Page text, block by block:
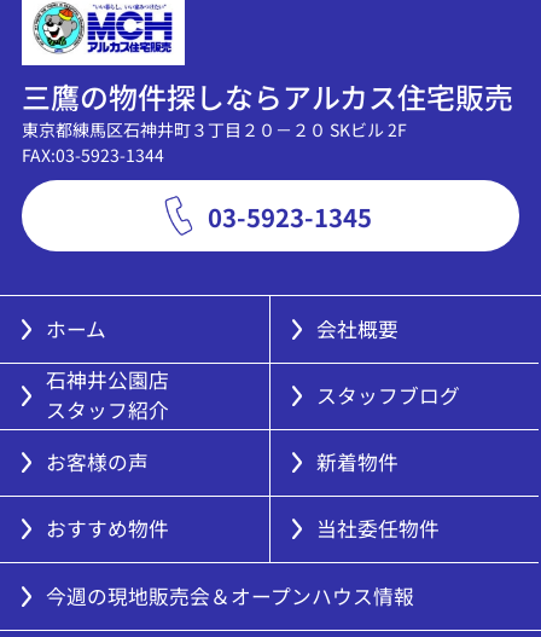
三鷹の物件探しならアルカス住宅販売
東京都練馬区石神井町３丁目２０－２０ SKビル 2F
FAX:03-5923-1344
03-5923-1345
ホーム
会社概要
石神井公園店
スタッフ紹介
スタッフブログ
お客様の声 新着物件
おすすめ物件 当社委任物件
今週の現地販売会＆オープンハウス情報